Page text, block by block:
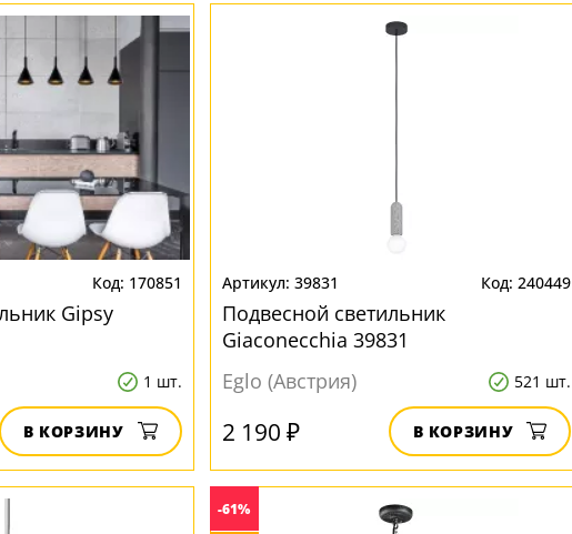
170851
Gipsy
1 шт.
В КОРЗИНУ
39831 240449
Подвесной светильник
Giaconecchia 39831
Eglo (Австрия)
521 шт.
2 190 ₽ В КОРЗИНУ
-61%